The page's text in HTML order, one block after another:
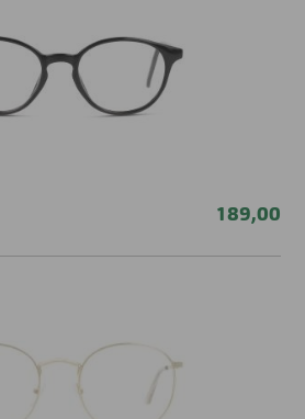
189,00